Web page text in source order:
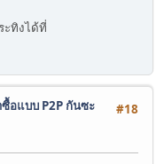
ะทิงได้ที่
#18
อแบบ P2P กันซะ